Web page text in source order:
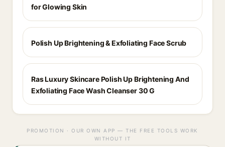
for Glowing Skin
Polish Up Brightening & Exfoliating Face Scrub
Ras Luxury Skincare Polish Up Brightening And
Exfoliating Face Wash Cleanser 30 G
PROMOTION · OUR OWN APP — THE FREE TOOLS WORK
WITHOUT IT